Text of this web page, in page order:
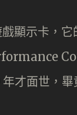
示卡，它
才面世，